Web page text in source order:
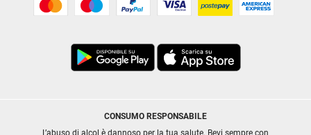
CONSUMO RESPONSABILE
L’abuso di alcol è dannoso per la tua salute. Bevi sempre con